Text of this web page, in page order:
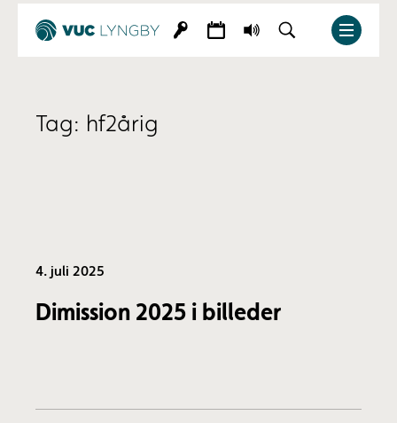
Tag: hf2årig
4. juli 2025
Dimission 2025 i billeder